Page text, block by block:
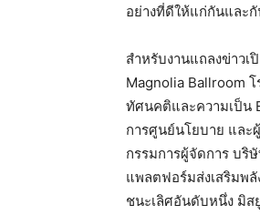
อย่างที่ดีให้แก่กันและ
สำหรับงานแถลงข่าวเ
Magnolia Ballroom โ
ทัศนคติและความเป็น
การศูนย์นโยบาย และ
กรรมการผู้จัดการ บริ
แพลตฟอร์มส่งเสริมพ
ชนะเลิศอันดับหนึ่ง มิส